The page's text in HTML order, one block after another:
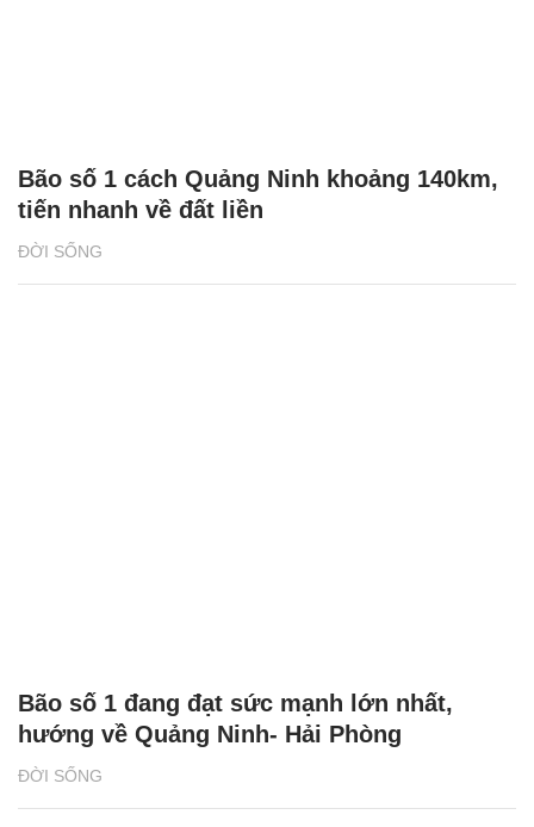
ĐỜI SỐNG
Bão số 1 cách Quảng Ninh khoảng 140km,
tiến nhanh về đất liền
ĐỜI SỐNG
Bão số 1 đang đạt sức mạnh lớn nhất,
hướng về Quảng Ninh- Hải Phòng